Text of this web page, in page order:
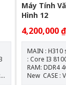
Máy Tính
Hình 12
4,200,000 ₫
MAIN : H310
: Core I3
RAM: DDR4 4GB SSD :
New CASE : VSP G820 VGA